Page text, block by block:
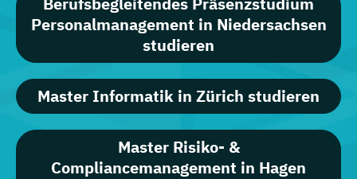
Personalmanagement in Niedersachsen
studieren
Master Informatik in Zürich studieren
Master Risiko- &
Compliancemanagement in Hagen